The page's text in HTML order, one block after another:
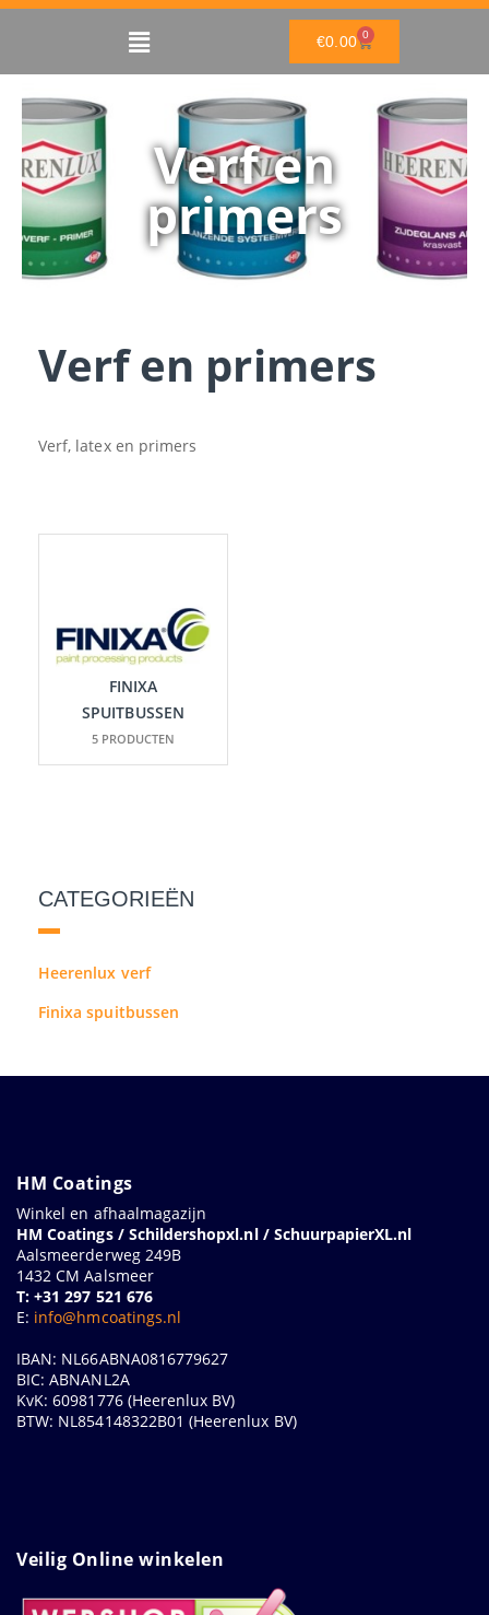
Ga
de
inhoud
Main
Menu
€0.00 0
WINKELWAGEN
Verf en
primers
Verf en primers
Verf, latex en primers
FINIXA
SPUITBUSSEN
5 PRODUCTEN
CATEGORIEËN
Heerenlux verf
Finixa spuitbussen
HM Coatings
Winkel en afhaalmagazijn
HM Coatings / Schildershopxl.nl / SchuurpapierXL.nl
Aalsmeerderweg 249B
1432 CM Aalsmeer
T: +31 297 521 676
E: info@hmcoatings.nl
IBAN: NL66ABNA0816779627
BIC: ABNANL2A
KvK: 60981776 (Heerenlux BV)
BTW: NL854148322B01 (Heerenlux BV)
Veilig Online winkelen